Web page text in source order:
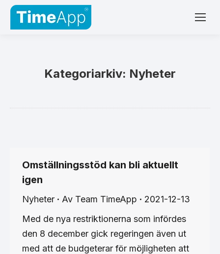
Kategoriarkiv: Nyheter
Omställningsstöd kan bli aktuellt
igen
Nyheter Av Team TimeApp
2021-12-13
Med de nya restriktionerna som infördes
den 8 december gick regeringen även ut
med att de budgeterar för möjligheten att